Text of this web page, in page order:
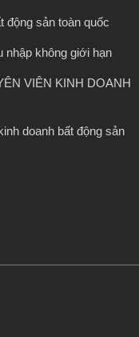
động sản toàn quốc
nhập không giới hạn
VIÊN KINH DOANH
doanh bất động sản